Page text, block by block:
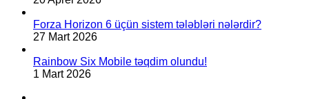
Forza Horizon 6 üçün sistem tələbləri nələrdir?
27 Mart 2026
Rainbow Six Mobile təqdim olundu!
1 Mart 2026